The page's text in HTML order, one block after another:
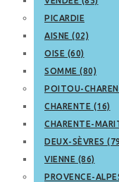
PICARDIE
AISNE (02)
OISE (60)
SOMME (80)
POITOU-
CHARENTE (16)
CHARENTE-
DEUX-SÈVRES
VIENNE (86)
PROVENCE-